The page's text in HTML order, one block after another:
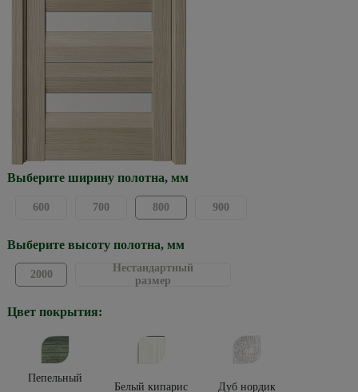
Выберите ширину полотна, мм
600 700 800 900
Выберите высоту полотна, мм
2000
Нестандартный
размер
Цвет покрытия:
Пепельный
Белый кипарис Дуб нордик